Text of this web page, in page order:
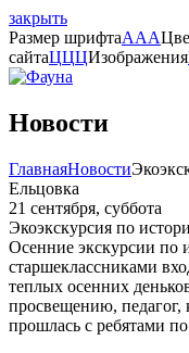
закрыть
Размер шрифтаAAA
сайтаЦЦЦИзображения
Новости
ГлавнаяНовости
Ельцовка
21 сентября, суббота
Экоэкскурсия по
Осенние экскурсии по
старшеклассниками
теплых осенних
просвещению, педагог,
прошлась с ребятами